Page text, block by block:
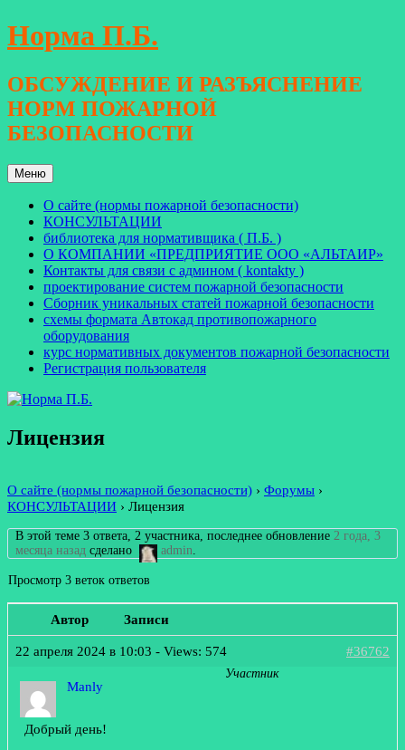
Перейти
к
Норма П.Б.
ОБСУЖДЕНИЕ И РАЗЪЯСНЕНИЕ
НОРМ ПОЖАРНОЙ
БЕЗОПАСНОСТИ
Меню
О сайте (нормы пожарной безопасности)
КОНСУЛЬТАЦИИ
библиотека для нормативщика ( П.Б. )
О КОМПАНИИ «ПРЕДПРИЯТИЕ ООО «АЛЬТАИР»
Контакты для связи с админом ( kontakty )
проектирование систем пожарной безопасности
Сборник уникальных статей пожарной безопасности
схемы формата Автокад противопожарного
оборудования
курс нормативных документов пожарной безопасности
Регистрация пользователя
Лицензия
О сайте (нормы пожарной безопасности) › Форумы ›
КОНСУЛЬТАЦИИ › Лицензия
В этой теме 3 ответа, 2 участника, последнее обновление 2 года, 3
месяца назад сделано admin
Просмотр 3 веток ответов
Автор Записи
22 апреля 2024 в 10:03 - Views: 574 #36762
Manly
Участник
Добрый день!